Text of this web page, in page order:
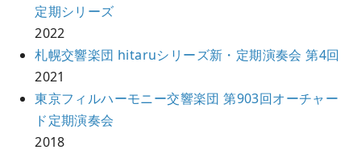
定期シリーズ
2022
札幌交響楽団 hitaruシリーズ新・定期演奏会 第4回
2021
東京フィルハーモニー交響楽団 第903回オーチャー
ド定期演奏会
2018